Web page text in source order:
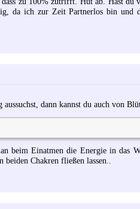
da ich zur Zeit Partnerlos bin und
dann kannst du auch von
beim Einatmen die Energie in das
Chakren fließen lassen..